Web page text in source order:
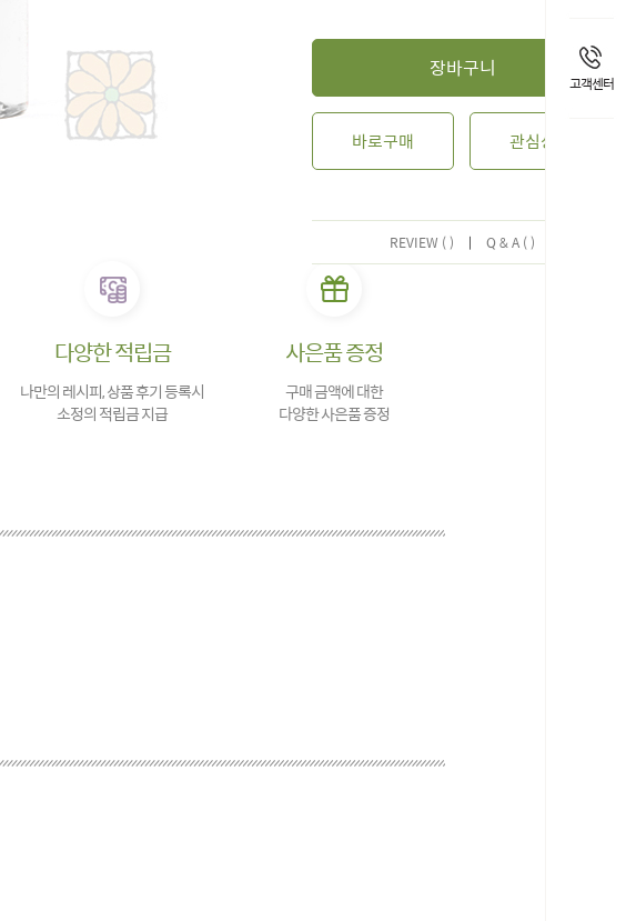
고객센터
다양한 적립금
나만의 레시피, 상품 후기 등록시
소정의 적립금 지급
사은품 증정
구매 금액에 대한
다양한 사은품 증정
장바구니
바로구매 관심상품
REVIEW ( ) | Q & A ( )